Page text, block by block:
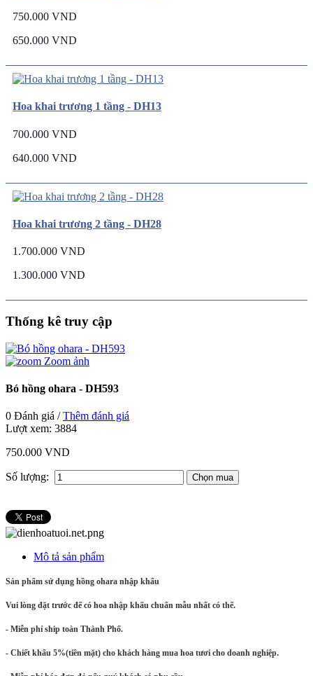
750.000 VND
650.000 VND
Hoa khai trương 1 tầng - DH13
700.000 VND
640.000 VND
Hoa khai trương 2 tầng - DH28
1.700.000 VND
1.300.000 VND
Thống kê truy cập
Zoom ảnh
Bó hồng ohara - DH593
0 Đánh giá /Thêm đánh giá
Lượt xem: 3884
750.000 VND
Số lượng:
Mô tả sản phẩm
Sản phẩm sử dụng hồng ohara nhập khẩu
Vui lòng đặt trước để có hoa nhập khẩu chuẩn mẫu nhất có thể.
- Miễn phí ship toàn Thành Phố.
- Chiết khấu 5%(tiền mặt) cho khách hàng mua hoa tươi cho doanh nghiệp.